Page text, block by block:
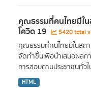
คุณธรรมที่คนไทยมีใน
โควิด 19 5420 total
คุณธรรมที่คนไทยมีในสถา
จัดทำขึ้นเพื่อนำเสนอผลก
การสอบถามประชาชนทั่วไ
HTML